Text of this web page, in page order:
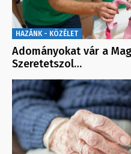
HAZÁNK - KÖZÉLET
Adományokat vár a
Szeretetszol…